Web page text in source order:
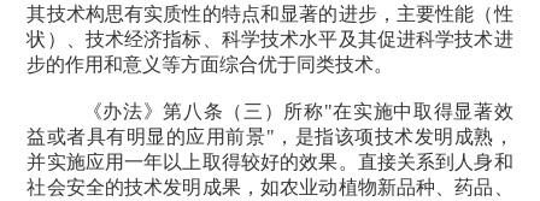
其技术构思有实质性的特点和显著的进步，主要性能（性
状）、技术经济指标、科学技术水平及其促进科学技术进
步的作用和意义等方面综合优于同类技术。
《办法》第八条（三）所称"在实施中取得显著效
益或者具有明显的应用前景" ，是指该项技术发明成熟，
并实施应用一年以上取得较好的效果。直接关系到人身和
社会安全的技术发明成果，如农业动植物新品种、药品、